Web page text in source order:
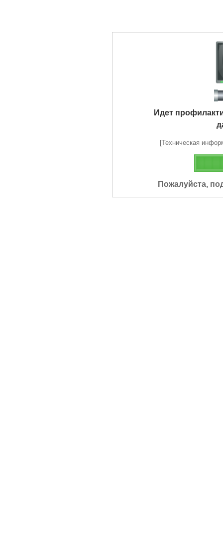
Идет
[Техническая
Пожалуйста,